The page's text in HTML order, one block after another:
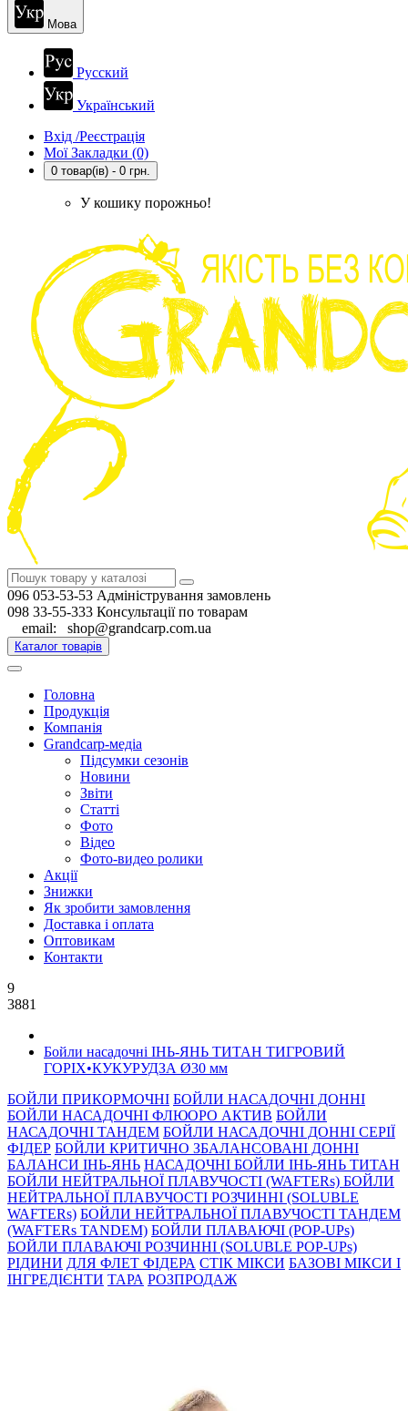
Мова
Русский
Український
Вхід /Реєстрація
Мої Закладки (0)
0 товар(ів) - 0 грн.
У кошику порожньо!
096 053-53-53 Адміністрування замовлень
098 33-55-333 Консультації по товарам
email: shop@grandcarp.com.ua
Каталог товарів
Головна
Продукція
Компанія
Grandcarp-медіа
Підсумки сезонів
Новини
Звіти
Статті
Фото
Відео
Фото-видео ролики
Акції
Знижки
Як зробити замовлення
Доставка і оплата
Оптовикам
Контакти
9
3881
Бойли насадочні ІНЬ-ЯНЬ ТИТАН ТИГРОВИЙ
ГОРІХ•КУКУРУДЗА Ø30 мм
БОЙЛИ ПРИКОРМОЧНI БОЙЛИ НАСАДОЧНI ДОННI
БОЙЛИ НАСАДОЧНІ ФЛЮОРО АКТИВ БОЙЛИ
НАСАДОЧНІ ТАНДЕМ БОЙЛИ НАСАДОЧНI ДОННI СЕРIÏ
ФIДЕР БОЙЛИ КРИТИЧНО ЗБАЛАНСОВАНІ ДОННІ
БАЛАНСИ ІНЬ-ЯНЬ НАСАДОЧНІ БОЙЛИ ІНЬ-ЯНЬ ТИТАН
БОЙЛИ НЕЙТРАЛЬНОÏ ПЛАВУЧОСТI (WAFTERs) БОЙЛИ
НЕЙТРАЛЬНОЇ ПЛАВУЧОСТІ РОЗЧИННІ (SOLUBLE
WAFTERs) БОЙЛИ НЕЙТРАЛЬНОЇ ПЛАВУЧОСТІ ТАНДЕМ
(WAFTERs TANDEM) БОЙЛИ ПЛАВАЮЧІ (POP-UPs)
БОЙЛИ ПЛАВАЮЧI РОЗЧИННI (SOLUBLE POP-UPs)
РIДИНИ ДЛЯ ФЛЕТ ФІДЕРА СТIК МIКСИ БАЗОВІ МІКСИ І
ІНГРЕДІЄНТИ ТАРА РОЗПРОДАЖ